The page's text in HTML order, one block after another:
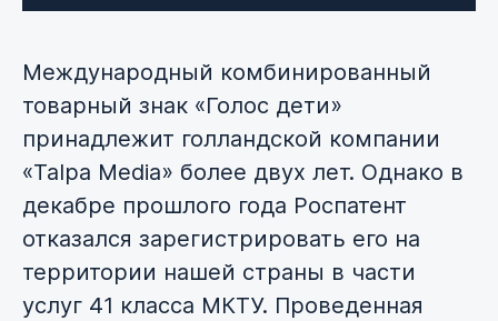
Международный комбинированный
товарный знак «Голос дети»
принадлежит голландской компании
«Talpa Media» более двух лет. Однако в
декабре прошлого года Роспатент
отказался зарегистрировать его на
территории нашей страны в части
услуг 41 класса МКТУ. Проведенная